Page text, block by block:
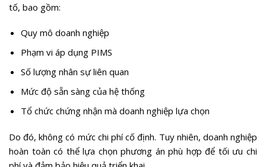
tố, bao gồm:
Quy mô doanh nghiệp
Phạm vi áp dụng PIMS
Số lượng nhân sự liên quan
Mức độ sẵn sàng của hệ thống
Tổ chức chứng nhận mà doanh nghiệp lựa chọn
Do đó, không có mức chi phí cố định. Tuy nhiên, doanh nghiệp
hoàn toàn có thể lựa chọn phương án phù hợp để tối ưu chi